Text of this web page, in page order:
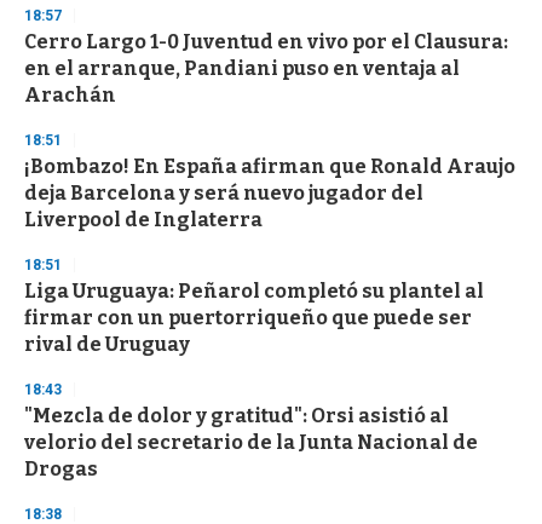
s
e
c
o
n
18:57
Cerro Largo 1-0 Juventud en vivo por el Clausura:
en el arranque, Pandiani puso en ventaja al
Arachán
18:51
¡Bombazo! En España afirman que Ronald Araujo
deja Barcelona y será nuevo jugador del
Liverpool de Inglaterra
18:51
Liga Uruguaya: Peñarol completó su plantel al
firmar con un puertorriqueño que puede ser
rival de Uruguay
18:43
"Mezcla de dolor y gratitud": Orsi asistió al
velorio del secretario de la Junta Nacional de
Drogas
18:38